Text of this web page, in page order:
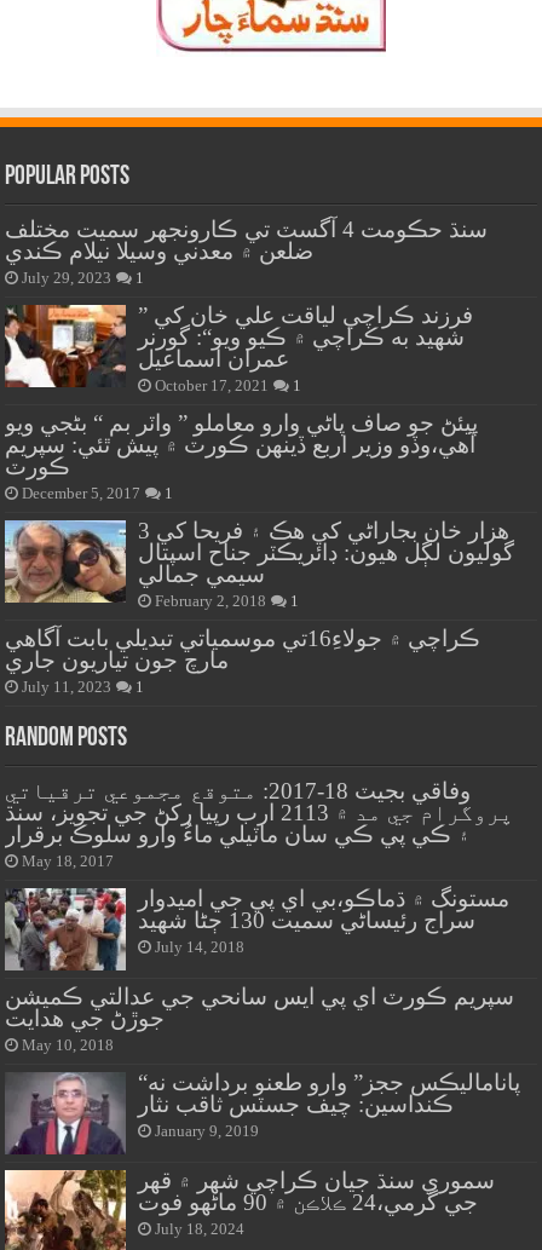
Popular Posts
سنڌ حڪومت 4 آگسٽ تي ڪارونجهر سميت مختلف
ضلعن ۾ معدني وسيلا نيلام ڪندي
July 29, 2023 1
” فرزند ڪراچي لياقت علي خان کي
شهيد به ڪراچي ۾ ڪيو ويو“: گورنر
عمران اسماعيل
October 17, 2021 1
پيئڻ جو صاف پاڻي وارو معاملو ” واٽر بم “ بڻجي ويو
آهي،وڏو وزير اربع ڏينهن ڪورٽ ۾ پيش ٿئي: سپريم
ڪورٽ
December 5, 2017 1
هزار خان بجاراڻي کي هڪ ۽ فريحا کي 3
گوليون لڳل هيون: ڊائريڪٽر جناح اسپتال
سيمي جمالي
February 2, 2018 1
ڪراچي ۾ جولاءِ16تي موسمياتي تبديلي بابت آگاهي
مارچ جون تياريون جاري
July 11, 2023 1
Random Posts
وفاقي بجيٽ 18-2017: متوقع مجموعي ترقياتي
پروگرام جي مد ۾ 2113 ارب رپيا رکڻ جي تجويز، سنڌ
۽ ڪي پي ڪي سان ماٽيلي ماءُ وارو سلوڪ برقرار
May 18, 2017
مستونگ ۾ ڌماڪو،بي اي پي جي اميدوار
سراج رئيساڻي سميت 130 ڄڻا شهيد
July 14, 2018
سپريم ڪورٽ اي پي ايس سانحي جي عدالتي ڪميشن
جوڙڻ جي هدايت
May 10, 2018
“پاناماليڪس ججز” وارو طعنو برداشت نه
ڪنداسين: چيف جسٽس ثاقب نثار
January 9, 2019
سموري سنڌ جيان ڪراچي شهر ۾ قهر
جي گرمي،24 ڪلاڪن ۾ 90 ماڻهو فوت
July 18, 2024